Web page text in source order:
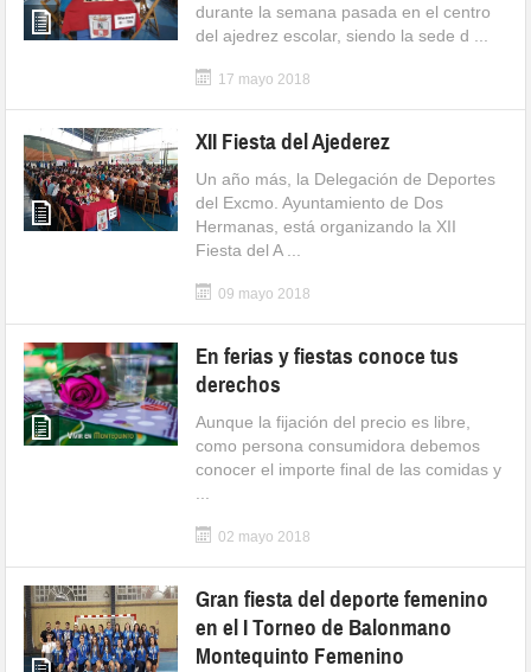
durante la semana pasada en el centro
del ajedrez escolar, siendo la sede d ...
17 mayo 2018
XII Fiesta del Ajederez
Un año más, la Delegación de Deportes
del Excmo. Ayuntamiento de Dos
Hermanas, está organizando la XII
Fiesta del A ...
09 mayo 2018
En ferias y fiestas conoce tus
derechos
Aunque la fijación del precio es libre,
como persona consumidora debemos
conocer el importe final de las comidas y
02 mayo 2018
Gran fiesta del deporte femenino
en el I Torneo de Balonmano
Montequinto Femenino